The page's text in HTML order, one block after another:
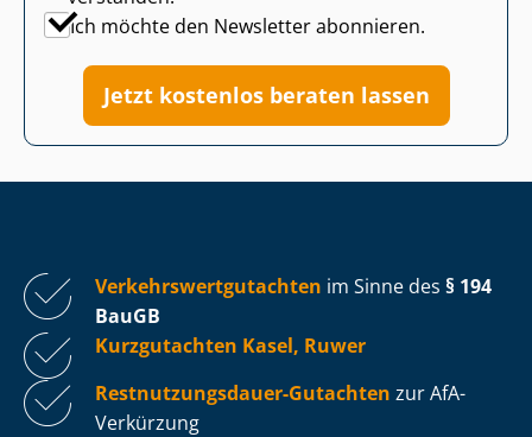
Ich möchte den Newsletter abonnieren.
Jetzt kostenlos beraten lassen
Ver­kehrs­wert­gut­ach­ten im Sinne des § 194
BauGB
Kurzgutachten Kasel, Ruwer
Rest­nut­zungs­dau­er-Gutachten zur AfA-
Verkürzung